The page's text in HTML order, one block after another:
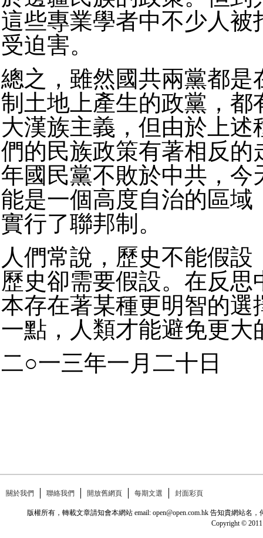
這些專業學者中不少人被
受迫害。
總之，雖然國共兩黨都是
制土地上產生的政黨，都
大漢族主義，但由於上述
們的民族政策有著相反的
年國民黨不敗於中共，今
能是一個高度自治的區域
實行了聯邦制。
人們常說，歷史不能假設
歷史卻需要假設。在反思
本存在著某種更明智的選
一點，人類才能避免更大
二○一三年一月二十日
關於我們 聯絡我們 開放舊網頁 每期文選 封面彩頁
版權所有，轉載文章請知會本網站 email: open@open.com.hk 告知貴網站
Copyright © 2011